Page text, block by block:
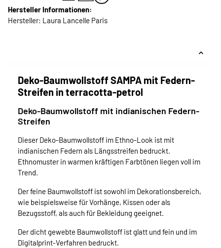
Hersteller Informationen:
Hersteller: Laura Lancelle Paris
Deko-Baumwollstoff SAMPA mit Federn-
Streifen in terracotta-petrol
Deko-Baumwollstoff mit indianischen Federn-
Streifen
Dieser Deko-Baumwollstoff im Ethno-Look ist mit
indianischen Federn als Längsstreifen bedruckt.
Ethnomuster in warmen kräftigen Farbtönen liegen voll im
Trend.
Der feine Baumwollstoff ist sowohl im Dekorationsbereich,
wie beispielsweise für Vorhänge, Kissen oder als
Bezugsstoff, als auch für Bekleidung geeignet.
Der dicht gewebte Baumwollstoff ist glatt und fein und im
Digitalprint-Verfahren bedruckt.